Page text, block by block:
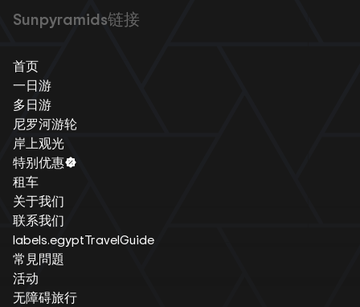
Sunpyramids链接
首页
一日游
多日游
尼罗河游轮
岸上观光
特别优惠
租车
关于我们
联系我们
labels.egyptTravelGuide
常見問題
活动
无障碍旅行